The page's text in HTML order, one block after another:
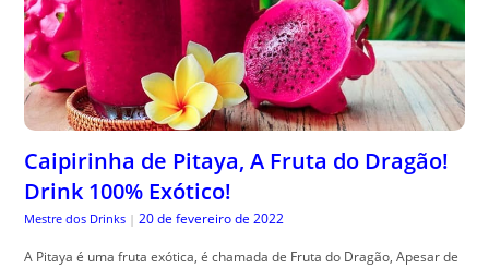
Caipirinha de Pitaya, A Fruta do Dragão!
Drink 100% Exótico!
Mestre dos Drinks | 20 de fevereiro de 2022
A Pitaya é uma fruta exótica, é chamada de Fruta do Dragão, Apesar de